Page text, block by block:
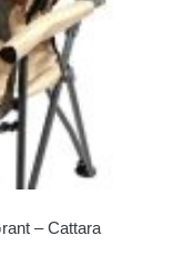
– Cattara